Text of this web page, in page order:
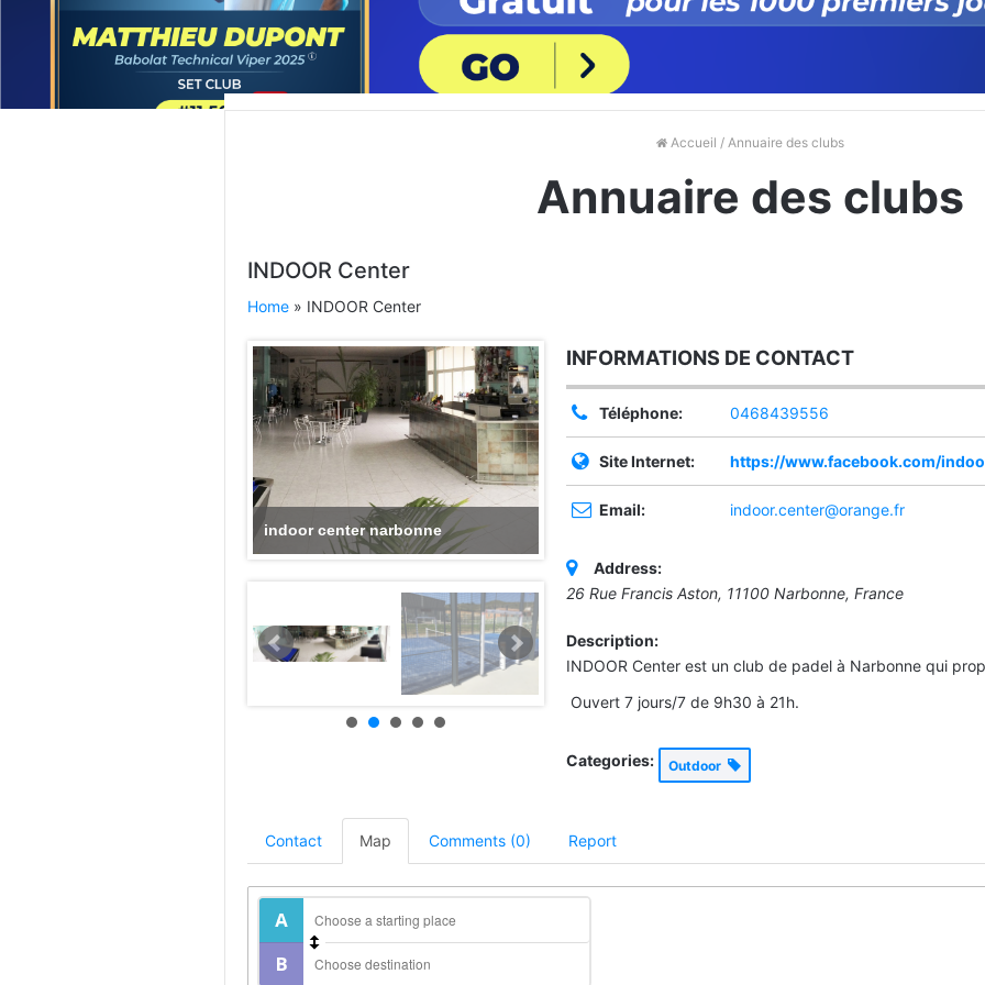
Accueil / Annuaire des clubs
Annuaire des clubs
INDOOR Center
Home» INDOOR Center
indoor center padel
Address:
26 Rue Francis Aston, 11100 Narbonne, France
Description:
INDOOR Center est un club de padel à Narbonne qui
Ouvert 7 jours/7 de 9h30 à 21h.
Categories: Outdoor
INFORMATIONS DE CONTACT
Téléphone: 0468439556
Site Internet: https://www.facebook.com/
Email: indoor.center@orange.fr
Contact Map Comments (0) Report